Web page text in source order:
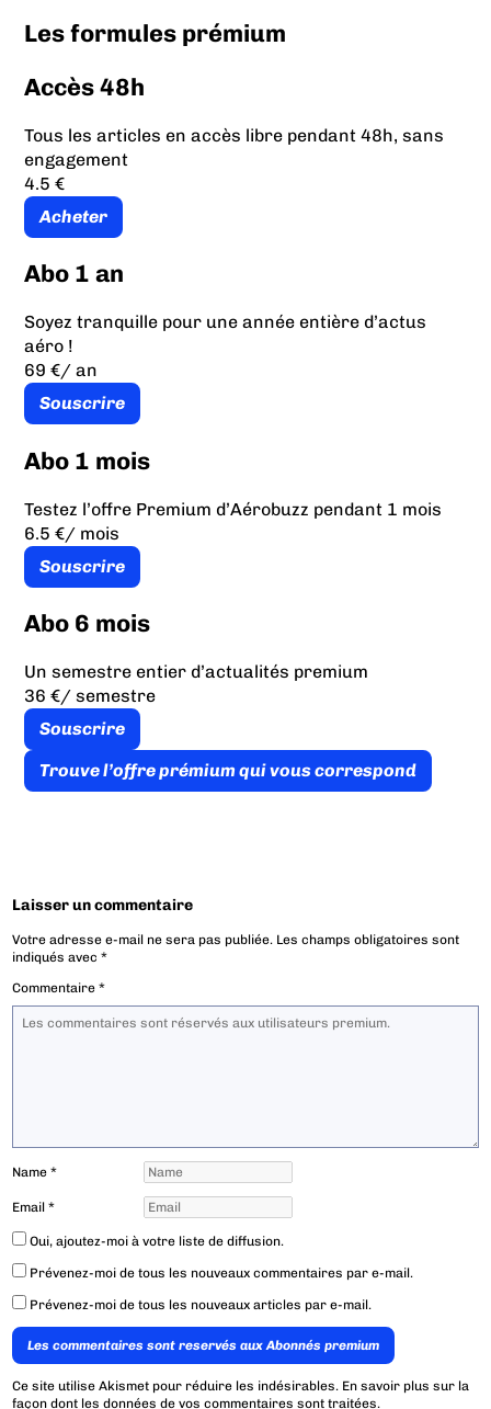
Les formules prémium
Accès 48h
Tous les articles en accès libre pendant 48h, sans
engagement
4.5 €
Acheter
Abo 1 an
Soyez tranquille pour une année entière d’actus
aéro !
69 €/ an
Souscrire
Abo 1 mois
Testez l’offre Premium d’Aérobuzz pendant 1 mois
6.5 €/ mois
Souscrire
Abo 6 mois
Un semestre entier d’actualités premium
36 €/ semestre
Souscrire
Trouve l’offre prémium qui vous correspond
Laisser un commentaire
Votre adresse e-mail ne sera pas publiée. Les champs obligatoires sont
indiqués avec*
Commentaire*
Name*
Email*
Oui, ajoutez-moi à votre liste de diffusion.
Prévenez-moi de tous les nouveaux commentaires par e-mail.
Prévenez-moi de tous les nouveaux articles par e-mail.
Les commentaires sont reservés aux Abonnés premium
Ce site utilise Akismet pour réduire les indésirables. En savoir plus sur la
façon dont les données de vos commentaires sont traitées.